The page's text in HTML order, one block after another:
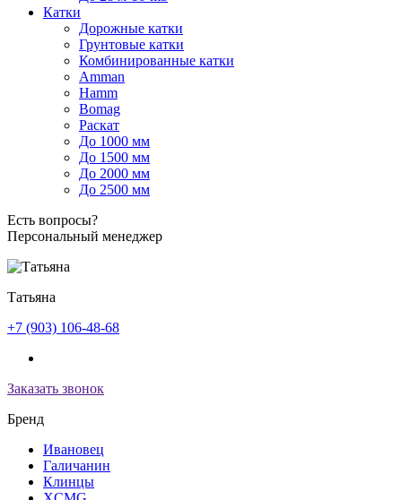
Катки
Дорожные катки
Грунтовые катки
Комбинированные катки
Amman
Hamm
Bomag
Раскат
До 1000 мм
До 1500 мм
До 2000 мм
До 2500 мм
Есть вопросы?
Персональный менеджер
Татьяна
+7 (903) 106-48-68
Заказать звонок
Бренд
Ивановец
Галичанин
Клинцы